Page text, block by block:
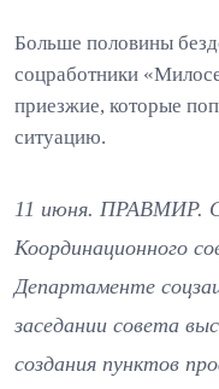
Больше половины
соцработники
приезжие, которые
ситуацию.
11 июня. ПРАВМИР.
Координационного
Департаменте
заседании совета
создания пунктов